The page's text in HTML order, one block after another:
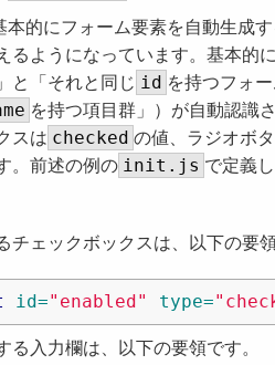
本的にフォーム要素を自動生成
るようになっています。基本的
と「それと同じ id を持つフォ
を持つ項目群」）が自動認識
スは checked の値、ラジオボ
。前述の例の init.js で定義
チェックボックスは、以下の要領
id="enabled" type=
る入力欄は、以下の要領です。